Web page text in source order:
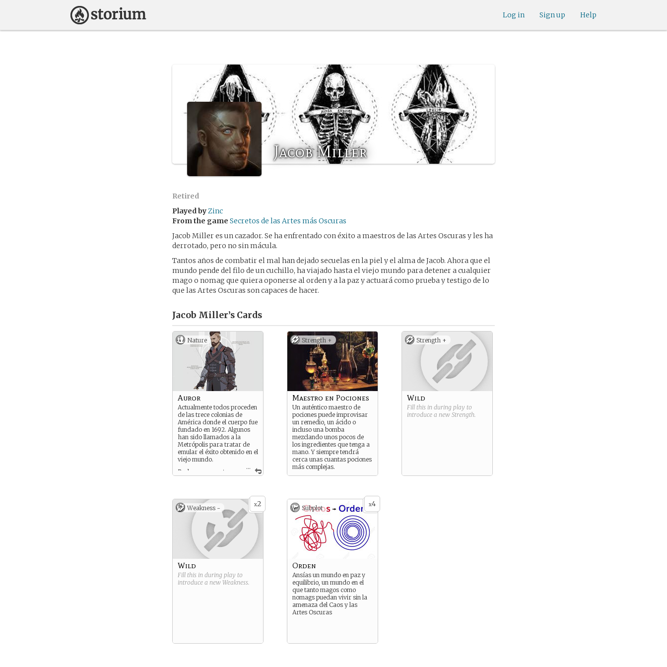
Help
Sign up
Log in
Jacob Miller
Retired
Played byZinc
From the game Secretos de las Artes más Oscuras
Jacob Miller es un cazador. Se ha enfrentado con éxito a maestros de las Artes Oscuras y les ha
derrotado, pero no sin mácula.
Tantos años de combatir el mal han dejado secuelas en la piel y el alma de Jacob. Ahora que el
mundo pende del filo de un cuchillo, ha viajado hasta el viejo mundo para detener a cualquier
mago o nomag que quiera oponerse al orden y a la paz y actuará como prueba y testigo de lo
que las Artes Oscuras son capaces de hacer.
Jacob Miller’s Cards
Nature
...
Auror
Actualmente todos proceden
de las trece colonias de
América donde el cuerpo fue
fundado en 1692. Algunos
han sido llamados a la
Metrópolis para tratar de
emular el éxito obtenido en el
viejo mundo.
Rudos, con acentos
comparamos con Londres
destacan por ser expertos
en todos los aspectos de las
artes oscuras (uso,
identificación y defensa) y
por rozar la paranoia en
cuanto a preparación se
refiere: con armaduras
mágicas y con la poción
necesaria a mano.
Strength +
Maestro en Pociones
Un auténtico maestro de
pociones puede improvisar
un remedio, un ácido o
incluso una bomba
mezclando unos pocos de
los ingredientes que tenga a
mano. Y siempre tendrá
cerca unas cuantas pociones
más complejas.
Strength +
Wild
Fill this in during play to
introduce a new Strength.
x2
Weakness -
Wild
Fill this in during play to
introduce a new Weakness.
x4
Subplot
Orden
Ansías un mundo en paz y
equilibrio, un mundo en el
que tanto magos como
nomags puedan vivir sin la
amenaza del Caos y las
Artes Oscuras